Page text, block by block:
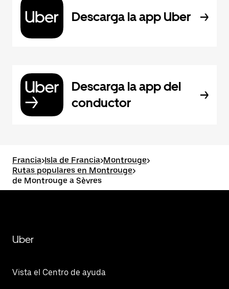
Descarga la app Uber
Descarga la app del
conductor
Francia>Isla de Francia>Montrouge>
Rutas populares en Montrouge>
de Montrouge a Sèvres
Uber
Vista el Centro de ayuda